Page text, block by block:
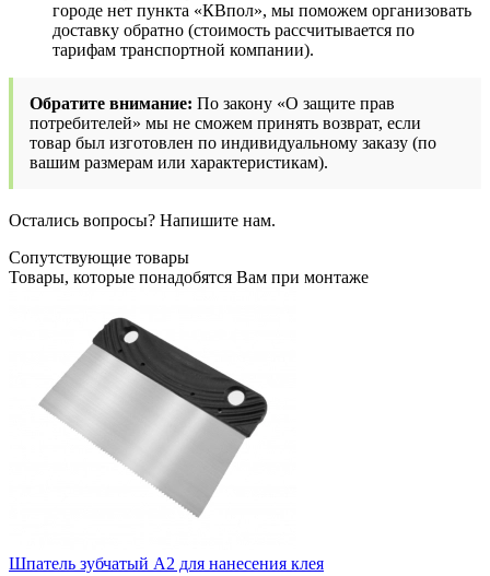
городе нет пункта «КВпол», мы поможем организовать
доставку обратно (стоимость рассчитывается по
тарифам транспортной компании).
Обратите внимание: По закону «О защите прав
потребителей» мы не сможем принять возврат, если
товар был изготовлен по индивидуальному заказу (по
вашим размерам или характеристикам).
Остались вопросы? Напишите нам.
Сопутствующие товары
Товары, которые понадобятся Вам при монтаже
Шпатель зубчатый А2 для нанесения клея